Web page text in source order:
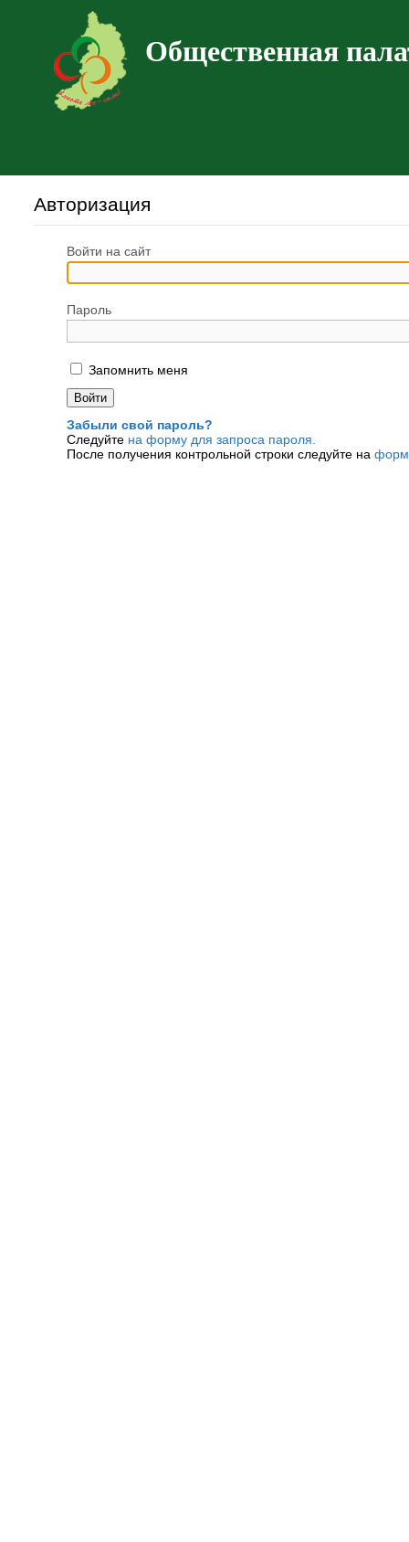
Общественная
Авторизация
Войти на сайт
Пароль
Запомнить меня
Забыли свой пароль?
Следуйте на форму для запроса пароля.
После получения контрольной строки следуйте на